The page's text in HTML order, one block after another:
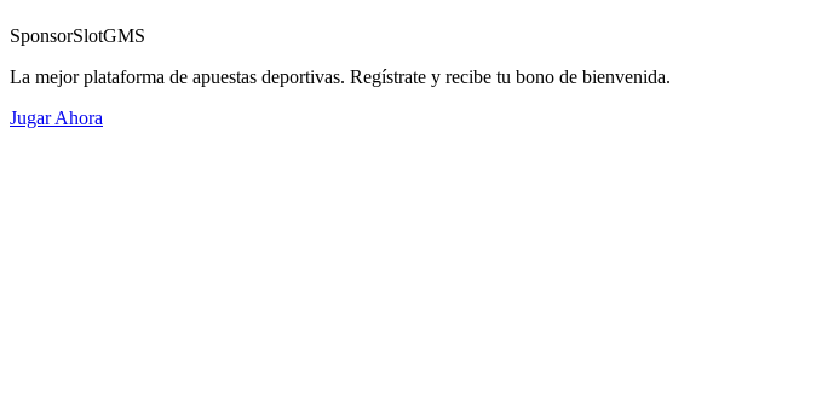
SponsorSlotGMS
La mejor plataforma de apuestas deportivas. Regístrate y recibe tu bono de bienvenida.
Jugar Ahora